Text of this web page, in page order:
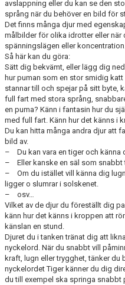
avslappning eller du kan se den
språng när du behöver en bild för
Det finns många djur med
målbilder för olika idrotter eller när
spänningslägen eller
Så här kan du göra:
Sätt dig bekvämt, eller lägg dig
hur puman som en stor smidig
stannar till och spejar på sitt byte,
full fart med stora språng,
en puma? Känn i fantasin hur du
med full fart. Känn hur det känns i
Du kan hitta många andra djur att
bild av.
– Du kan vara en tiger och känna
– Eller kanske en säl som snabbt
– Om du istället vill känna dig
ligger o slumrar i solskenet.
– osv…
Vilket av de djur du föreställt dig
känn hur det känns i kroppen att
känslan en stund.
Djuret du i tanken tränat dig att
nyckelord. När du snabbt vill
kraft, lugn eller trygghet, tänker du
nyckelordet Tiger känner du dig
du till exempel ska springa snabbt